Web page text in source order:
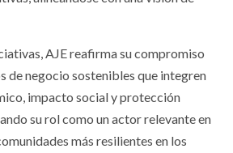
AJE reafirma su compromiso
de negocio sostenibles que integren
impacto social y protección
su rol como un actor relevante en
más resilientes en los